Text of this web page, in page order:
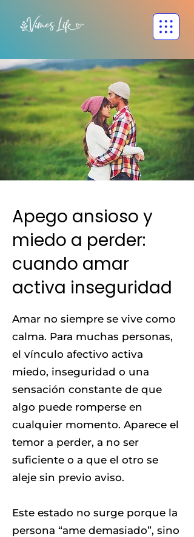
Apego ansioso y
miedo a perder:
cuando amar
activa inseguridad
Amar no siempre se vive como
calma. Para muchas personas,
el vínculo afectivo activa
miedo, inseguridad o una
sensación constante de que
algo puede romperse en
cualquier momento. Aparece el
temor a perder, a no ser
suficiente o a que el otro se
aleje sin previo aviso.
Este estado no surge porque la
persona “ame demasiado”, sino